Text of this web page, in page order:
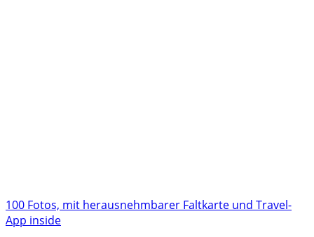
100 Fotos, mit herausnehmbarer Faltkarte und Travel-
App inside